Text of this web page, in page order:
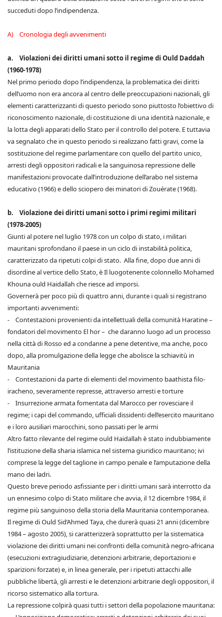
succeduti dopo l’indipendenza.
A) Cronologia degli avvenimenti
a. Violazioni dei diritti umani sotto il regime di Ould Daddah
(1960-1978)
Nel primo periodo dopo l’indipendenza, la problematica dei diritti
dell’uomo non era ancora al centro delle preoccupazioni nazionali, gli
elementi caratterizzanti di questo periodo sono piuttosto l’obiettivo di
riconoscimento nazionale, di costituzione di una identità nazionale, e
la lotta degli apparati dello Stato per il controllo del potere. E tuttavia
va segnalato che in questo periodo si realizzano fatti gravi, come la
sostituzione del regime parlamentare con quello del partito unico,
arresti degli oppositori radicali e la sanguinosa repressione delle
manifestazioni provocate dall’introduzione dell’arabo nel sistema
educativo (1966) e dello sciopero dei minatori di Zouérate (1968).
b. Violazione dei diritti umani sotto i primi regimi militari
(1978-2005)
Giunti al potere nel luglio 1978 con un colpo di stato, i militari
mauritani sprofondano il paese in un ciclo di instabilità politica,
caratterizzato da ripetuti colpi di stato. Alla fine, dopo due anni di
disordine al vertice dello Stato, è Il luogotenente colonnello Mohamed
Khouna ould Haidallah che riesce ad imporsi.
Governerà per poco più di quattro anni, durante i quali si registrano
importanti avvenimenti:
- Contestazioni provenienti da intellettuali della comunità Haratine –
fondatori del movimento El hor – che daranno luogo ad un processo
nella città di Rosso ed a condanne a pene detentive, ma anche, poco
dopo, alla promulgazione della legge che abolisce la schiavitù in
Mauritania
- Contestazioni da parte di elementi del movimento baathista filo-
iracheno, severamente represse, attraverso arresti e torture
- Insurrezione armata fomentata dal Marocco per rovesciare il
regime; i capi del commando, ufficiali dissidenti dell’esercito mauritano
e i loro ausiliari marocchini, sono passati per le armi
Altro fatto rilevante del regime ould Haidallah è stato indubbiamente
l’istituzione della sharia islamica nel sistema giuridico mauritano; ivi
comprese la legge del taglione in campo penale e l’amputazione della
mano dei ladri.
Questo breve periodo asfissiante per i diritti umani sarà interrotto da
un ennesimo colpo di Stato militare che avvia, il 12 dicembre 1984, il
regime più sanguinoso della storia della Mauritania contemporanea.
Il regime di Ould Sid’Ahmed Taya, che durerà quasi 21 anni (dicembre
1984 – agosto 2005), si caratterizzerà soprattutto per la sistematica
violazione dei diritti umani nei confronti della comunità negro-africana
(esecuzioni extragiudiziarie, detenzioni arbitrarie, deportazioni e
sparizioni forzate) e, in linea generale, per i ripetuti attacchi alle
pubbliche libertà, gli arresti e le detenzioni arbitrarie degli oppositori, il
ricorso sistematico alla tortura.
La repressione colpirà quasi tutti i settori della popolazione mauritana: